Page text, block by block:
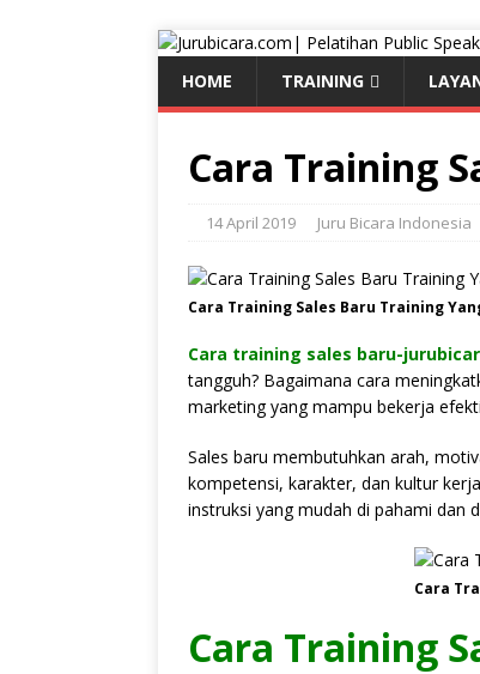
HOME TRAINING
Cara Training
14 April 2019 Juru Bicara Indonesia
Cara Training Sales Baru Training
Cara training sales baru-
tangguh? Bagaimana cara
marketing yang mampu bekerja
Sales baru membutuhkan arah,
kompetensi, karakter, dan kultur
instruksi yang mudah di pahami dan
Cara
Cara Training